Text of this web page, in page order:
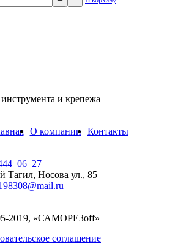
и крепежа
О компании Контакты
Тагил, Носова ул., 85
2019, «САМОРЕЗoff»
соглашение